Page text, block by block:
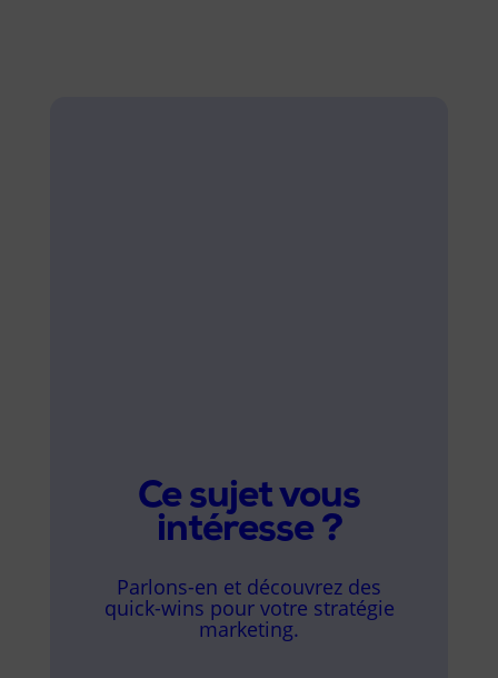
Ce sujet vous
intéresse ?
Parlons-en et découvrez des
quick-wins pour votre stratégie
marketing.